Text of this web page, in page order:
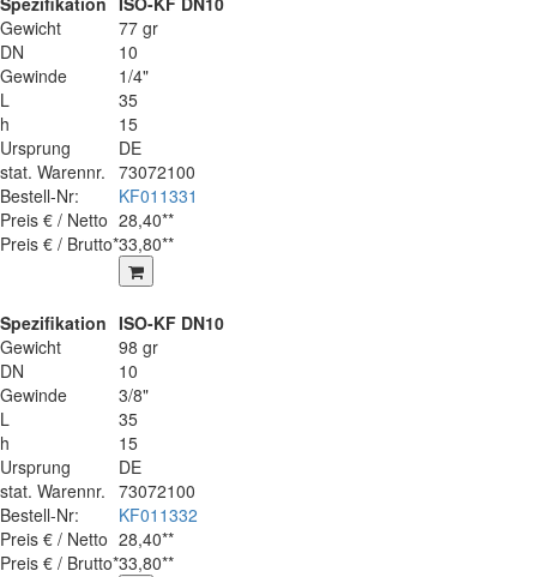
Gewicht
77 gr
DN
10
Gewinde
1/4"
L
35
h
15
Ursprung
DE
stat. Warennr. 73072100
Bestell-Nr:
KF011331
Preis € / Netto 28,40**
Preis € / Brutto*33,80**
Spezifikation ISO-KF DN10
Gewicht
98 gr
DN
10
Gewinde
3/8"
L
35
h
15
Ursprung
DE
stat. Warennr. 73072100
Bestell-Nr:
KF011332
Preis € / Netto 28,40**
Preis € / Brutto*33,80**